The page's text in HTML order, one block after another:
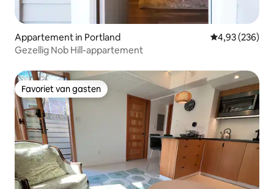
Appartement in Portland Gemiddelde
4,93 (236)
Gezellig Nob Hill-appartement
Favoriet van gasten
Favoriet van gasten